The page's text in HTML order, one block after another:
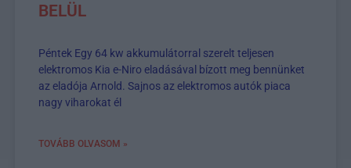
BELÜL
Péntek Egy 64 kw akkumulátorral szerelt teljesen
elektromos Kia e-Niro eladásával bízott meg bennünket
az eladója Arnold. Sajnos az elektromos autók piaca
nagy viharokat él
TOVÁBB OLVASOM »